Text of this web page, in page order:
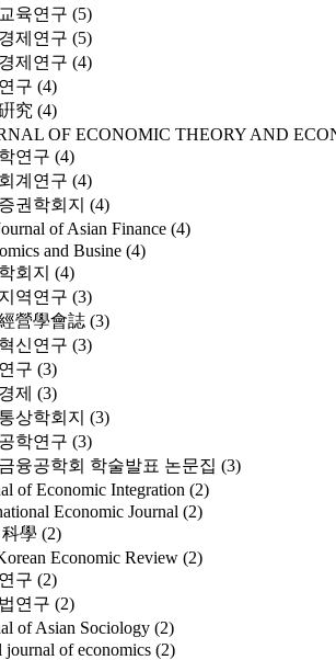
육연구 (5)
제연구 (5)
제연구 (4)
구 (4)
究 (4)
OF ECONOMIC THEORY AND
연구 (4)
계연구 (4)
권학회지 (4)
of Asian Finance (4)
and Busine (4)
회지 (4)
역연구 (3)
營學會誌 (3)
신연구 (3)
구 (3)
제 (3)
상학회지 (3)
학연구 (3)
융공학회 학술발표 논문집 (3)
of Economic Integration (2)
Economic Journal (2)
學 (2)
Economic Review (2)
구 (2)
연구 (2)
of Asian Sociology (2)
journal of economics (2)